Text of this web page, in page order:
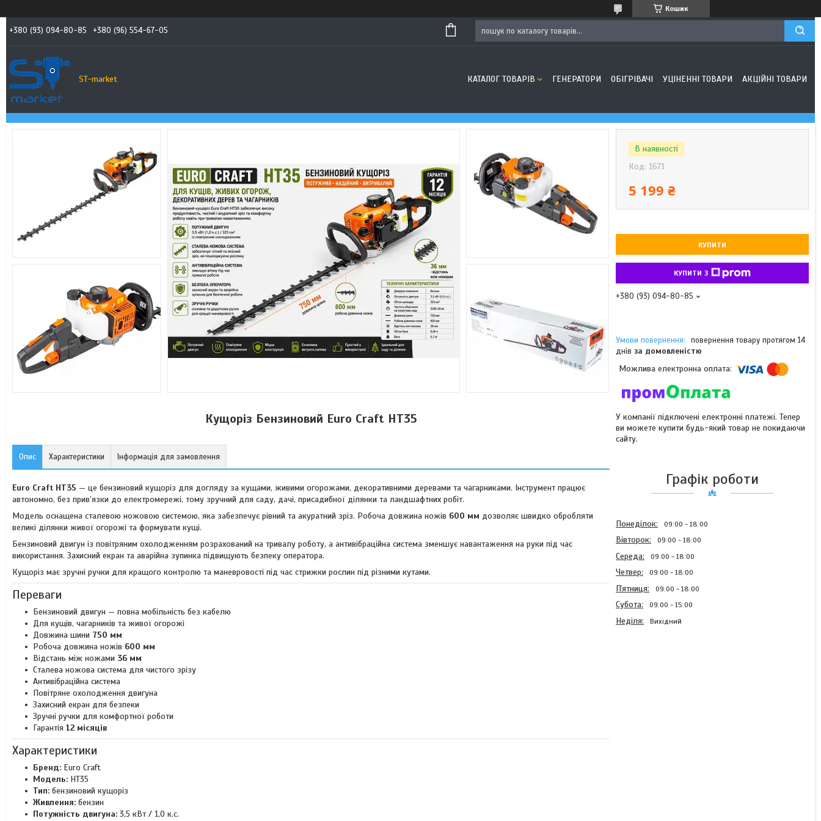
Кошик
+380 (93) 094-80-85 +380 (96) 554-67-05
ST-market КАТАЛОГ ТОВАРІВ ГЕНЕРАТОРИ ОБІГРІВАЧІ УЦІНЕННІ ТОВАРИ АКЦІЙНІ ТОВАРИ
Кущоріз Бензиновий Euro Craft HT35
Опис Характеристики Інформація для замовлення
Euro Craft HT35 — це бензиновий кущоріз для догляду за кущами, живими огорожами, декоративними деревами та чагарниками. Інструмент працює
автономно, без прив’язки до електромережі, тому зручний для саду, дачі, присадибної ділянки та ландшафтних робіт.
Модель оснащена сталевою ножовою системою, яка забезпечує рівний та акуратний зріз. Робоча довжина ножів 600 мм дозволяє швидко обробляти
великі ділянки живої огорожі та формувати кущі.
Бензиновий двигун із повітряним охолодженням розрахований на тривалу роботу, а антивібраційна система зменшує навантаження на руки під час
використання. Захисний екран та аварійна зупинка підвищують безпеку оператора.
Кущоріз має зручні ручки для кращого контролю та маневровості під час стрижки рослин під різними кутами.
Переваги
Бензиновий двигун — повна мобільність без кабелю
Для кущів, чагарників та живої огорожі
Довжина шини 750 мм
Робоча довжина ножів 600 мм
Відстань між ножами 36 мм
Сталева ножова система для чистого зрізу
Антивібраційна система
Повітряне охолодження двигуна
Захисний екран для безпеки
Зручні ручки для комфортної роботи
Гарантія 12 місяців
Характеристики
Бренд: Euro Craft
Модель: HT35
Тип: бензиновий кущоріз
Живлення: бензин
Потужність двигуна: 3,5 кВт / 1,0 к.с.
В наявності
Код: 1671
5 199 ₴
КУПИТИ
КУПИТИ З
+380 (93) 094-80-85
повернення товару протягом 14
днів за домовленістю
У компанії підключені електронні платежі. Тепер
ви можете купити будь-який товар не покидаючи
сайту.
Графік роботи
Понеділок 09:00 18:00
Вівторок 09:00 18:00
Середа 09:00 18:00
Четвер 09:00 18:00
Пʼятниця 09:00 18:00
Субота 09:00 15:00
Неділя Вихідний